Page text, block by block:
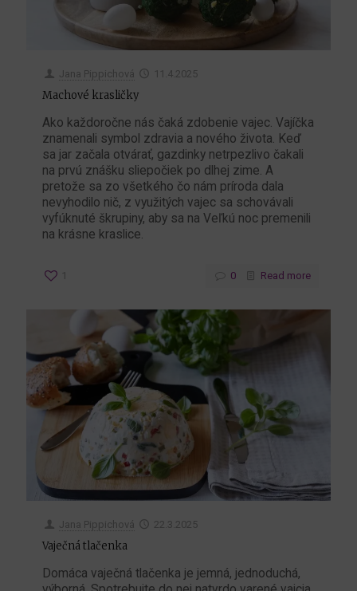
Jana Pippichová 11.4.2025
Machové krasličky
Ako každoročne nás čaká zdobenie vajec. Vajíčka
znamenali symbol zdravia a nového života. Keď
sa jar začala otvárať, gazdinky netrpezlivo čakali
na prvú znášku sliepočiek po dlhej zime. A
pretože sa zo všetkého čo nám príroda dala
nevyhodilo nič, z využitých vajec sa schovávali
vyfúknuté škrupiny, aby sa na Veľkú noc premenili
na krásne kraslice.
1 0 Read more
Jana Pippichová 22.3.2025
Vaječná tlačenka
Domáca vaječná tlačenka je jemná, jednoduchá,